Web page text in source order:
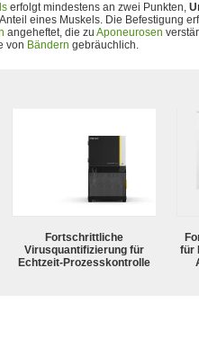
erfolgt mindestens an zwei Punkten,
Anteil eines Muskels. Die Befestigung
angeheftet, die zu Aponeurosen
von Bändern gebräuchlich.
Fortschrittliche
Virusquantifizierung für
Echtzeit-Prozesskontrolle
für